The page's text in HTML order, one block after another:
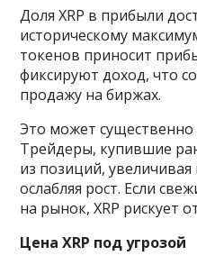
Доля XRP в прибыли
историческому
токенов приносит
фиксируют доход, что
продажу на биржах.
Это может существенно
Трейдеры, купившие
из позиций,
ослабляя рост. Если
на рынок, XRP рискует
Цена XRP под угрозой